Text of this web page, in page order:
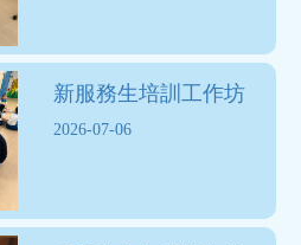
新服務生培訓工作坊
2026-07-06